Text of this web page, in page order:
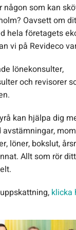
någon som kan
Oavsett om
hela företagets
vi på Revideco
lönekonsulter,
och revisorer
kan hjälpa dig
löner, bokslut,
Allt som rör
klicka